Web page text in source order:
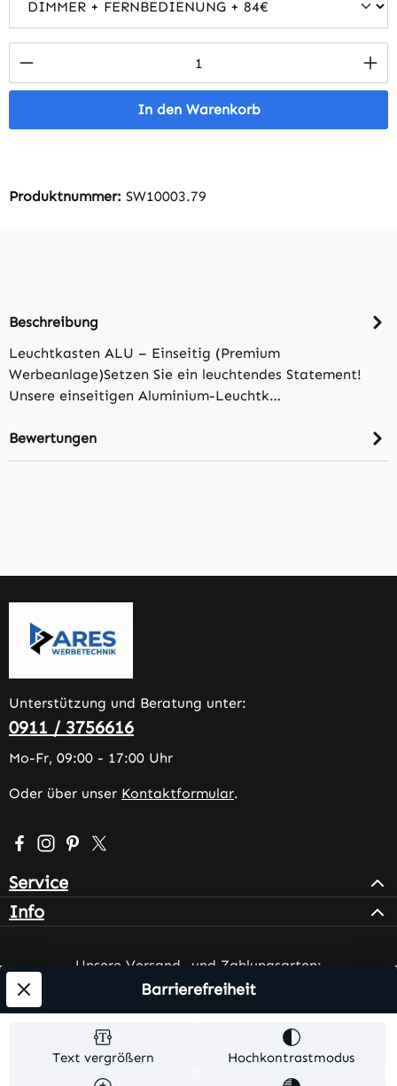
Produkt Anzahl: Gib den gewünschten
In den Warenkorb
Produktnummer: SW10003.79
Beschreibung
Leuchtkasten ALU – Einseitig (Premium
Werbeanlage)Setzen Sie ein leuchtendes Statement!
Unsere einseitigen Aluminium-Leuchtk…
Bewertungen
Unterstützung und Beratung unter:
0911 / 3756616
Mo-Fr, 09:00 - 17:00 Uhr
Oder über unser Kontaktformular.
Besuche uns auf Facebook – öffnet in neuem Tab
Schau auf Instagram vorbei – öffnet in neuem Tab
Lass dich auf Pinterest inspirieren – öffnet in
Folge uns auf X – öffnet in neuem Tab
Service
Info
Unsere Versand- und Zahlungsarten:
Text vergrößern Hochkontrastmodus
Barrierefreiheit